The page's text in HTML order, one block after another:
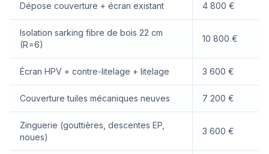
Dépose couverture + écran existant 4 800 €
Isolation sarking fibre de bois 22 cm
(R=6)
10 800 €
Écran HPV + contre-litelage + litelage 3 600 €
Couverture tuiles mécaniques neuves 7 200 €
Zinguerie (gouttières, descentes EP,
noues)
3 600 €